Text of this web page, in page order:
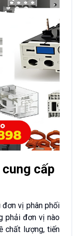
cấp
đơn vị phân phối
phải đơn vị nào
chất lượng, tiến